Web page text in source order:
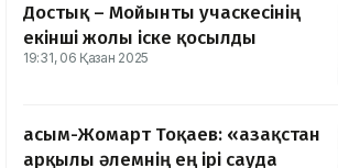
Достық – Мойынты учаскесінің
екінші жолы іске қосылды
19:31, 06 Қазан 2025
Қасым-Жомарт Тоқаев: «Қазақстан
арқылы әлемнің ең ірі сауда